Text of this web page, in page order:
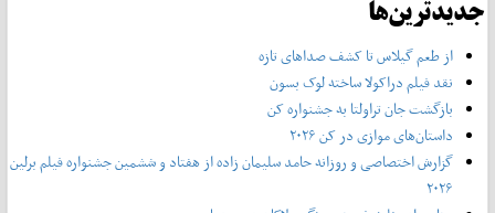
جدیدترین‌ها
از طعم گیلاس تا کشف صداهای تازه
نقد فیلم دراکولا ساخته لوک بسون
بازگشت جان تراولتا به جشنواره کن
داستان‌های موازی در کن ۲۰۲۶
گزارش اختصاصی و روزانه حامد سلیمان زاده از هفتاد و‌ ششمین جشنواره فیلم برلین
۲۰۲۶